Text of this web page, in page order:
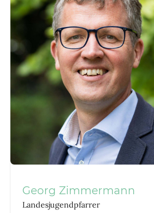
Georg Zimmermann
Landesjugendpfarrer